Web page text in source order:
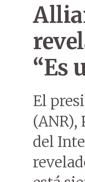
“Es
El
del